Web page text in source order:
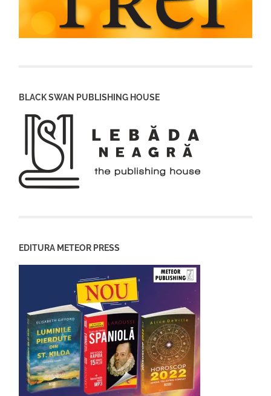
BLACK SWAN PUBLISHING HOUSE
EDITURA METEOR PRESS